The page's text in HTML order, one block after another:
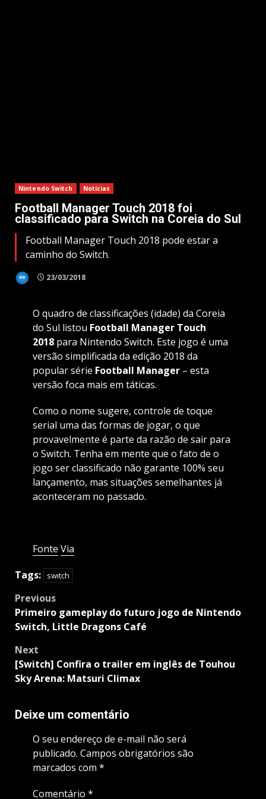
Nintendo Switch Notícias
Football Manager Touch 2018 foi
classificado para Switch na Coreia do Sul
Football Manager Touch 2018 pode estar a
caminho do Switch.
23/03/2018
O quadro de classificações (idade) da Coreia
do Sul listou Football Manager Touch
2018para Nintendo Switch. Este jogo é uma
versão simplificada da edição 2018 da
popular série Football Manager– esta
versão foca mais em táticas.
Como o nome sugere, controle de toque
serial uma das formas de jogar, o que
provavelmente é parte da razão de sair para
o Switch. Tenha em mente que o fato de o
jogo ser classificado não garante 100% seu
lançamento, mas situações semelhantes já
aconteceram no passado.
Fonte Via
Tags:
switch
Post
navigation
Previous
Primeiro gameplay do futuro jogo de Nintendo
Switch, Little Dragons Café
Next
[Switch] Confira o trailer em inglês de Touhou
Sky Arena: Matsuri Climax
Deixe um comentário
O seu endereço de e-mail não será
publicado. Campos obrigatórios são
marcados com *
Comentário *